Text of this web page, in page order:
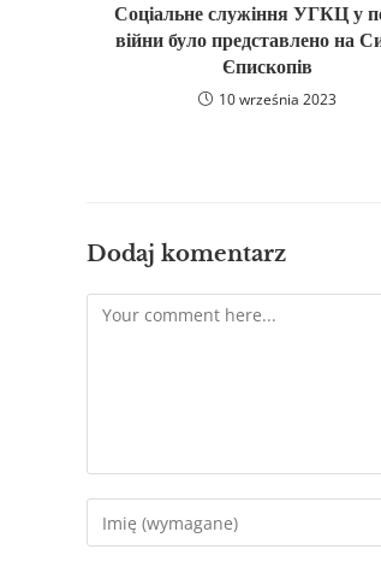
Соціальне служіння УГКЦ у
війни було представлено на
Єпископів
10 września 2023
Dodaj komentarz